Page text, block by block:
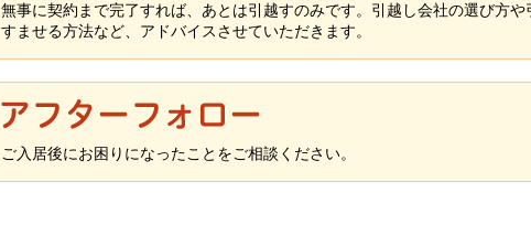
無事に契約まで完了すれば、あとは引越すのみです。引越し会社の選び方や
すませる方法など、アドバイスさせていただきます。
ご入居後にお困りになったことをご相談ください。